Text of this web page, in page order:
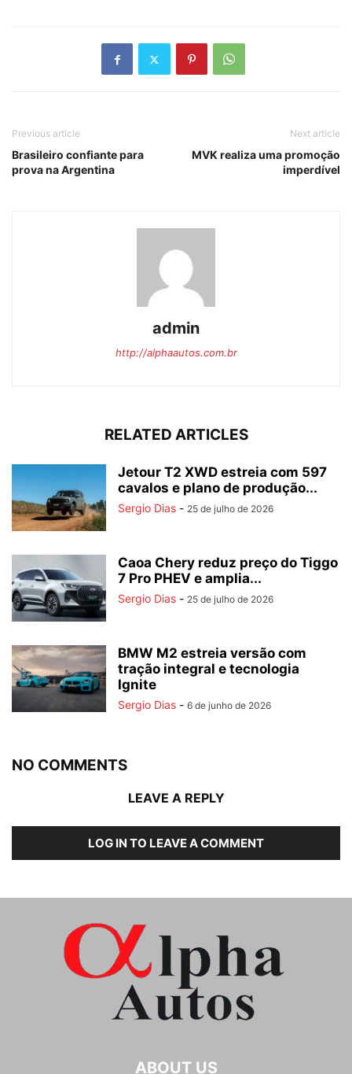
Previous article
Brasileiro confiante para
prova na Argentina
Next article
MVK realiza uma promoção
imperdível
admin
http://alphaautos.com.br
RELATED ARTICLES
Jetour T2 XWD estreia com 597
cavalos e plano de produção...
Sergio Dias - 25 de julho de 2026
Caoa Chery reduz preço do Tiggo
7 Pro PHEV e amplia...
Sergio Dias - 25 de julho de 2026
BMW M2 estreia versão com
tração integral e tecnologia
Ignite
Sergio Dias - 6 de junho de 2026
NO COMMENTS
LEAVE A REPLY
LOG IN TO LEAVE A COMMENT
ABOUT US